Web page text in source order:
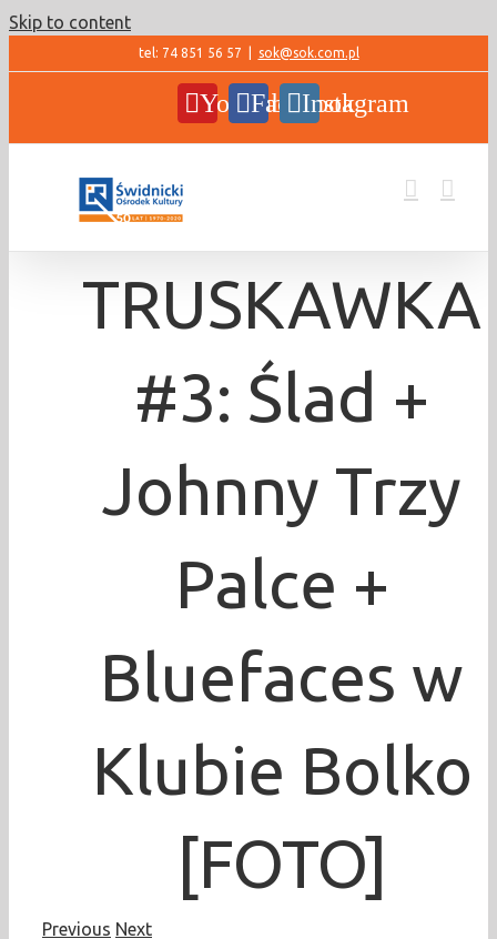
Skip to content
tel: 74 851 56 57 sok@sok.com.pl
YouTubeFacebookInstagram
TRUSKAWKA
#3: Ślad +
Johnny Trzy
Palce +
Bluefaces w
Klubie Bolko
[FOTO]
Previous Next